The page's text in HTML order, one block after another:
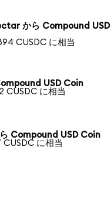
から Compound USD
CUSDC に相当
USD Coin
CUSDC に相当
Compound USD Coin
CUSDC に相当